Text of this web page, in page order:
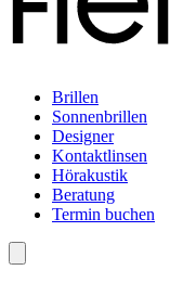
Brillen
Sonnenbrillen
Designer
Kontaktlinsen
Hörakustik
Beratung
Termin buchen